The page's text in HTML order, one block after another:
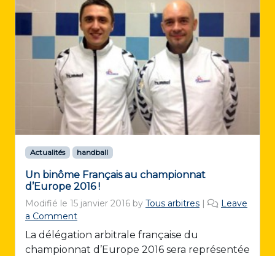
Actualités handball
Un binôme Français au championnat
d’Europe 2016 !
Modifié le 15 janvier 2016 by Tous arbitres |
Leave
a Comment
La délégation arbitrale française du
championnat d’Europe 2016 sera représentée